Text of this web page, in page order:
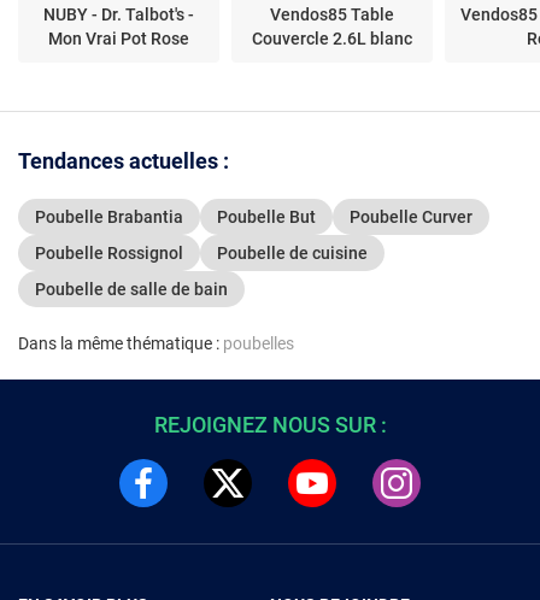
NUBY - Dr. Talbot's -
Mon Vrai Pot Rose
Vendos85 Table
Couvercle 2.6L blanc
Tendances actuelles :
Poubelle Brabantia Poubelle But
Poubelle Curver
Poubelle Rossignol
Poubelle de cuisine
Poubelle de salle de bain
Dans la même thématique : poubelles
REJOIGNEZ NOUS SUR :